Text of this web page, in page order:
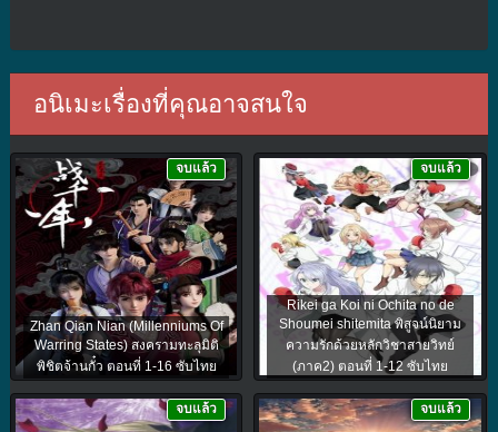
อนิเมะเรื่องที่คุณอาจสนใจ
Zhan Qian Nian (Millenniums Of
Warring States) สงครามทะลุมิติ
พิชิตจ้านกั๋ว ตอนที่ 1-16 ซับไทย
จบแล้ว
Rikei ga Koi ni Ochita no de
Shoumei shitemita พิสูจน์นิยาม
ความรักด้วยหลักวิชาสายวิทย์
(ภาค2) ตอนที่ 1-12 ซับไทย
จบแล้ว
จบแล้ว จบแล้ว